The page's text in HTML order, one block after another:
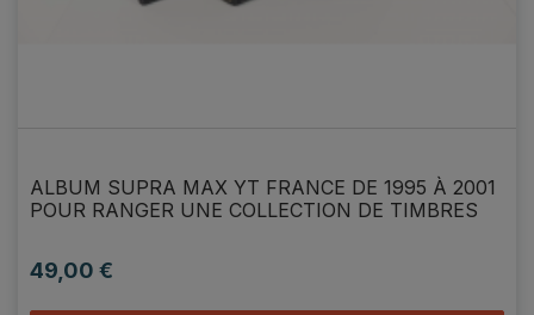
ALBUM SUPRA MAX YT FRANCE DE 1995 À 2001
POUR RANGER UNE COLLECTION DE TIMBRES
Prix
49,00 €